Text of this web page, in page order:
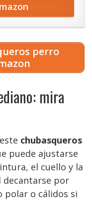
perro
mira
chubasqueros
puede ajustarse
el cuello y la
decantarse por
polar o cálidos si